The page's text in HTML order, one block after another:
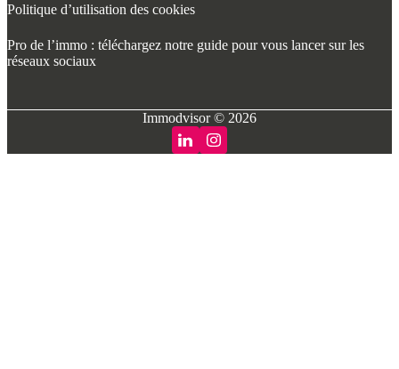
Politique d’utilisation des cookies
Pro de l’immo : téléchargez notre guide pour vous lancer sur les
réseaux sociaux
Immodvisor © 2026